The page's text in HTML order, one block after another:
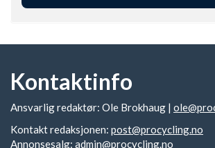
Kontaktinfo
Ansvarlig redaktør: Ole Brokhaug |
Kontakt redaksjonen: post@procycling.no
Annonsesalg: admin@procycling.no